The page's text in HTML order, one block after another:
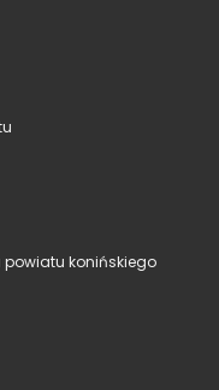
powiatu konińskiego